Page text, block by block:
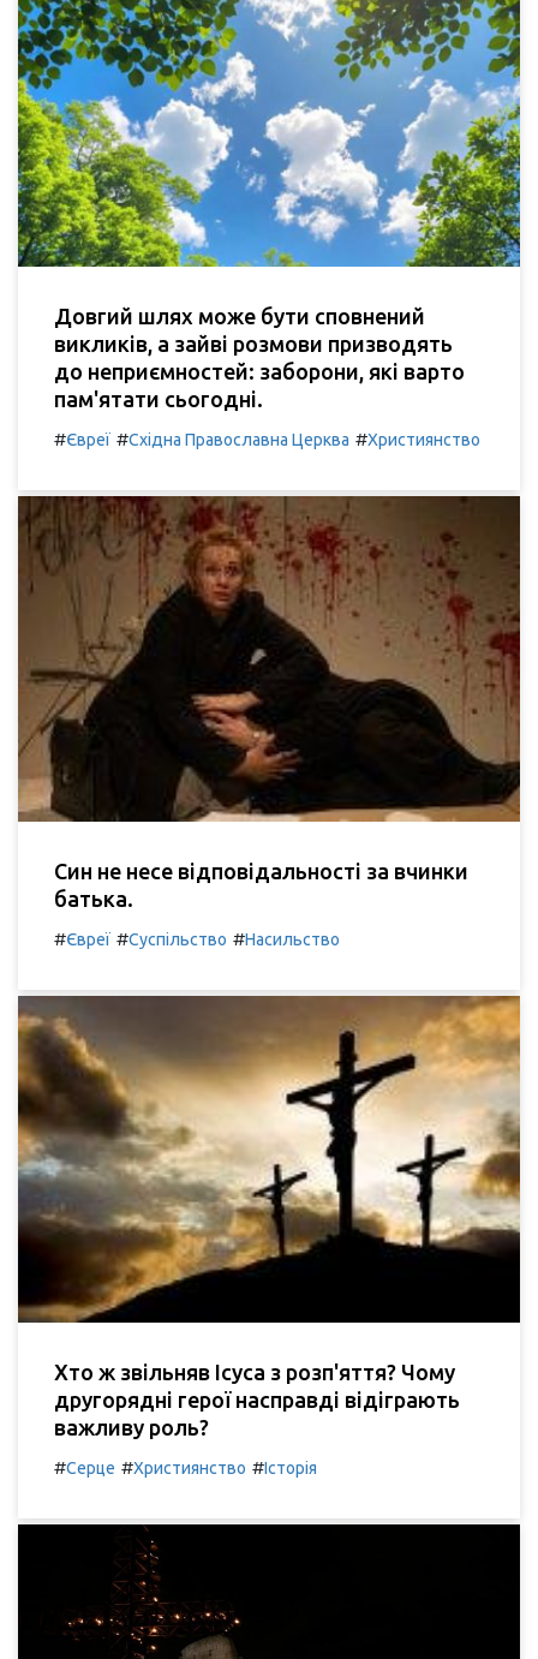
Довгий шлях може бути сповнений
викликів, а зайві розмови призводять
до неприємностей: заборони, які варто
пам'ятати сьогодні.
#Євреї #Східна Православна Церква #Християнство
Син не несе відповідальності за вчинки
батька.
#Євреї #Суспільство #Насильство
Хто ж звільняв Ісуса з розп'яття? Чому
другорядні герої насправді відіграють
важливу роль?
#Серце #Християнство #Історія